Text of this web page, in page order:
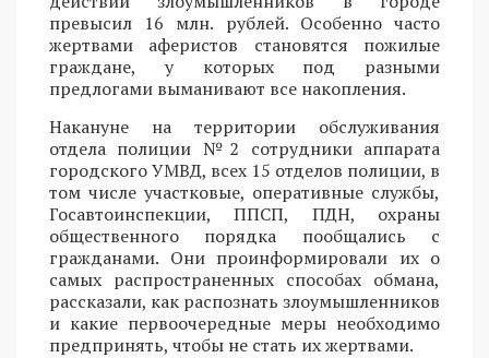
превысил 16 млн. рублей. Особенно часто
жертвами аферистов становятся пожилые
граждане, у которых под разными
предлогами выманивают все накопления.
Накануне на территории обслуживания
отдела полиции №2 сотрудники аппарата
городского УМВД, всех 15 отделов полиции, в
том числе участковые, оперативные службы,
Госавтоинспекции, ППСП, ПДН, охраны
общественного порядка пообщались с
гражданами. Они проинформировали их о
самых распространенных способах обмана,
рассказали, как распознать злоумышленников
и какие первоочередные меры необходимо
предпринять, чтобы не стать их жертвами.